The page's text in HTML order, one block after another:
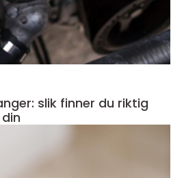
slik finner du riktig